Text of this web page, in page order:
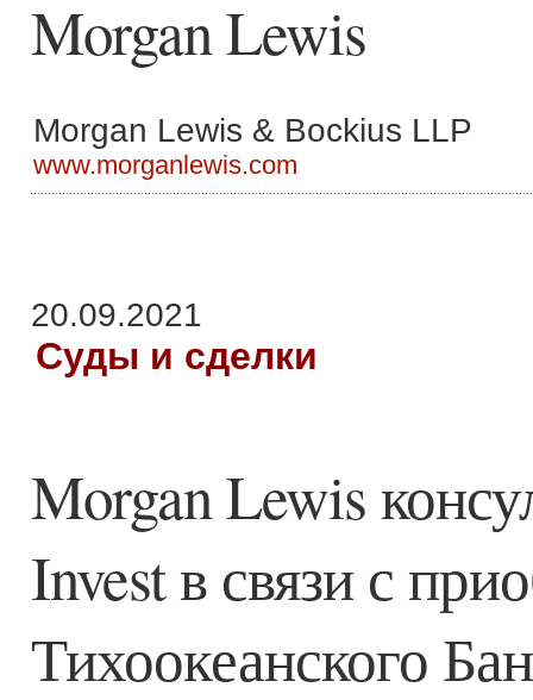
Morgan Lewis
Morgan Lewis & Bockius LLP
www.morganlewis.com
20.09.2021
Суды и сделки
Morgan Lewis
Invest в связи с
Тихоокеанского